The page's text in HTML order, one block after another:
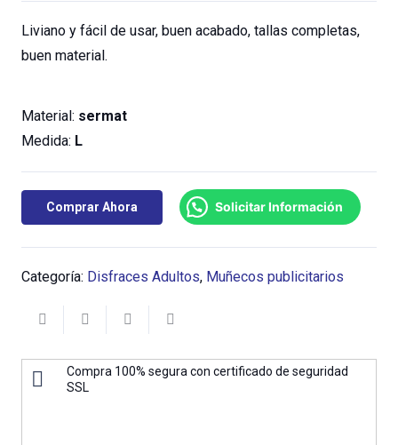
Liviano y fácil de usar, buen acabado, tallas completas,
buen material.
Material: sermat
Medida: L
Comprar Ahora Solicitar Información
Categoría: Disfraces Adultos, Muñecos publicitarios
Compra 100% segura con certificado de seguridad
SSL